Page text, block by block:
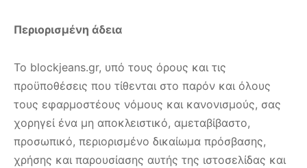
Περιορισμένη άδεια
Το blockjeans.gr, υπό τους όρους και τις
προϋποθέσεις που τίθενται στο παρόν και όλους
τους εφαρμοστέους νόμους και κανονισμούς, σας
χορηγεί ένα μη αποκλειστικό, αμεταβίβαστο,
προσωπικό, περιορισμένο δικαίωμα πρόσβασης,
χρήσης και παρουσίασης αυτής της ιστοσελίδας και